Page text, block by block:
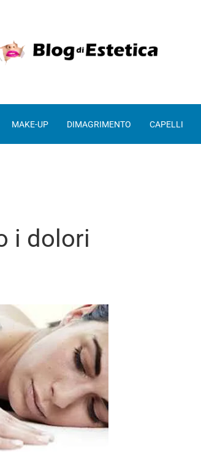
MAKE-UP DIMAGRIMENTO CAPELLI
i dolori